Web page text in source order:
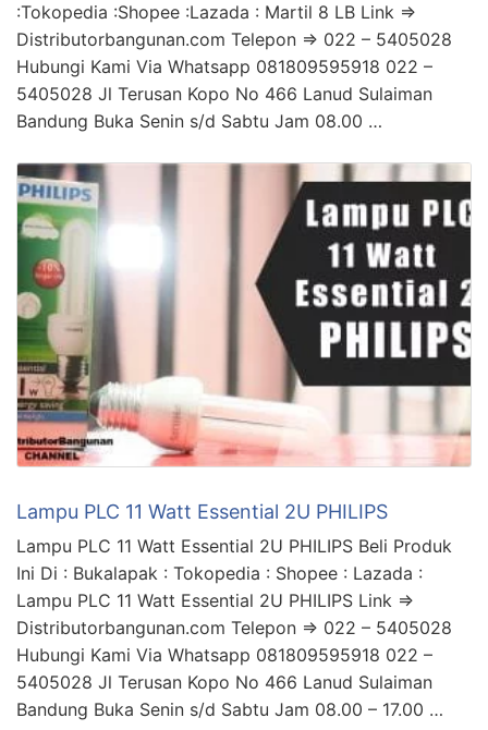
:Tokopedia :Shopee :Lazada : Martil 8 LB Link =>
Distributorbangunan.com Telepon => 022 – 5405028
Hubungi Kami Via Whatsapp 081809595918 022 –
5405028 Jl Terusan Kopo No 466 Lanud Sulaiman
Bandung Buka Senin s/d Sabtu Jam 08.00 …
Lampu PLC 11 Watt Essential 2U PHILIPS
Lampu PLC 11 Watt Essential 2U PHILIPS Beli Produk
Ini Di : Bukalapak : Tokopedia : Shopee : Lazada :
Lampu PLC 11 Watt Essential 2U PHILIPS Link =>
Distributorbangunan.com Telepon => 022 – 5405028
Hubungi Kami Via Whatsapp 081809595918 022 –
5405028 Jl Terusan Kopo No 466 Lanud Sulaiman
Bandung Buka Senin s/d Sabtu Jam 08.00 – 17.00 …